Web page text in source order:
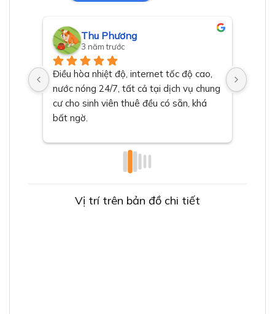
Thu Phương
3 năm trước
Điều hòa nhiệt độ, internet tốc độ cao,
nước nóng 24/7, tất cả tại dịch vụ chung
cư cho sinh viên thuê đều có sẵn, khá
bất ngờ.
Vị trí trên bản đồ chi tiết